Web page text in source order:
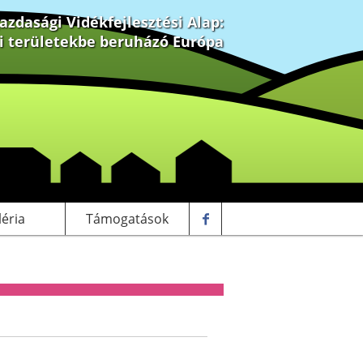
Vidékfejlesztési Alap:
területekbe beruházó Európa
Támogatások